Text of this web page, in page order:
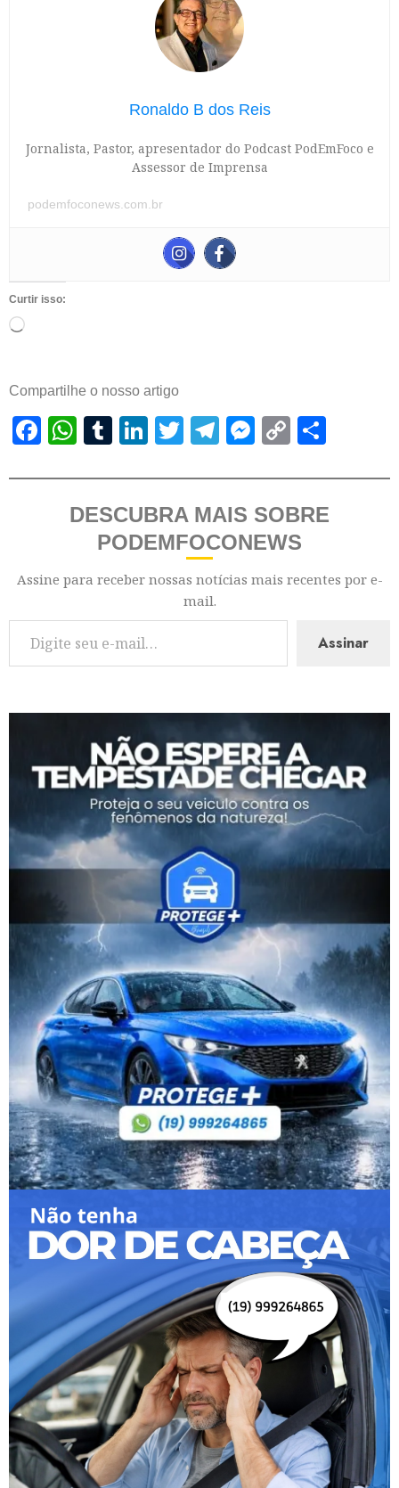
Ronaldo B dos Reis
Jornalista, Pastor, apresentador do Podcast PodEmFoco e
Assessor de Imprensa
podemfoconews.com.br
Curtir isso:
Compartilhe o nosso artigo
Facebook
WhatsApp
Tumblr
LinkedIn
Twitter
Telegram
Messenger
Copy
DESCUBRA MAIS SOBRE
PODEMFOCONEWS
Assine para receber nossas notícias mais recentes por e-
mail.
Assinar